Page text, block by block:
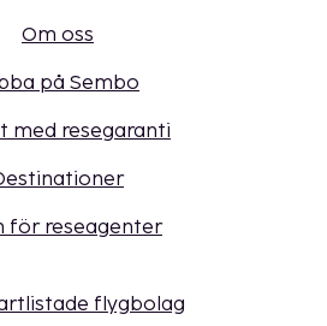
Om oss
på Sembo
med resegaranti
för reseagenter
flygbolag